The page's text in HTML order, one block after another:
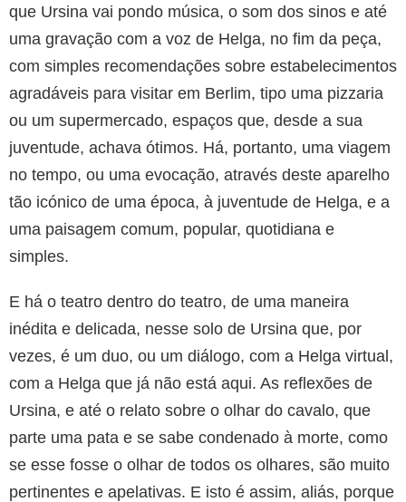
que Ursina vai pondo música, o som dos sinos e até
uma gravação com a voz de Helga, no fim da peça,
com simples recomendações sobre estabelecimentos
agradáveis para visitar em Berlim, tipo uma pizzaria
ou um supermercado, espaços que, desde a sua
juventude, achava ótimos. Há, portanto, uma viagem
no tempo, ou uma evocação, através deste aparelho
tão icónico de uma época, à juventude de Helga, e a
uma paisagem comum, popular, quotidiana e
simples.
E há o teatro dentro do teatro, de uma maneira
inédita e delicada, nesse solo de Ursina que, por
vezes, é um duo, ou um diálogo, com a Helga virtual,
com a Helga que já não está aqui. As reflexões de
Ursina, e até o relato sobre o olhar do cavalo, que
parte uma pata e se sabe condenado à morte, como
se esse fosse o olhar de todos os olhares, são muito
pertinentes e apelativas. E isto é assim, aliás, porque